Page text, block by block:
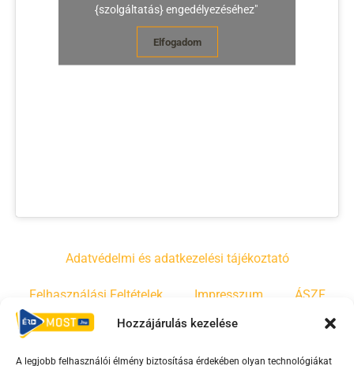
Hozzájárulás kezelése
A legjobb felhasználói élmény biztosítása érdekében olyan technológiákat
{szolgáltatás} engedélyezéséhez"
Elfogadom
Adatvédelmi és adatkezelési tájékoztató
Felhasználási Feltételek Impresszum ÁSZF
Irányelvek Moderálási szabályzat